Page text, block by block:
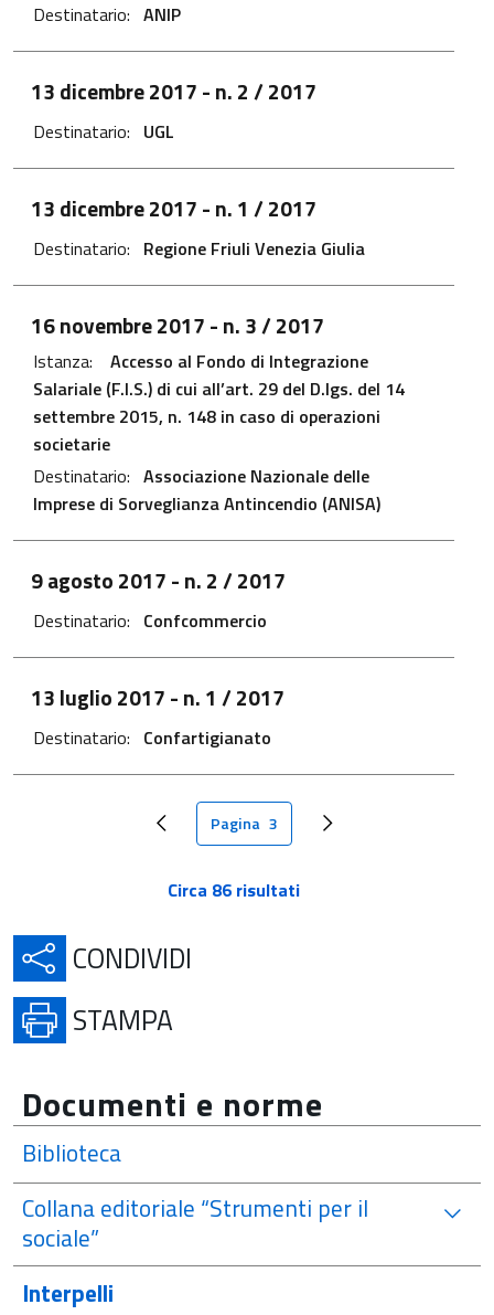
Destinatario: ANIP
13 dicembre 2017 - n. 2 / 2017
Destinatario: UGL
13 dicembre 2017 - n. 1 / 2017
Destinatario: Regione Friuli Venezia Giulia
16 novembre 2017 - n. 3 / 2017
Istanza:
Accesso al Fondo di Integrazione
Salariale (F.I.S.) di cui all’art. 29 del D.lgs. del 14
settembre 2015, n. 148 in caso di operazioni
societarie
Destinatario: Associazione Nazionale delle
Imprese di Sorveglianza Antincendio (ANISA)
9 agosto 2017 - n. 2 / 2017
Destinatario: Confcommercio
13 luglio 2017 - n. 1 / 2017
Destinatario: Confartigianato
Paginazione
Pagina precedentePagina attuale
Pagina 3 Next page
Circa 86 risultati
CONDIVIDI
STAMPA
Documenti e norme
Biblioteca
Collana editoriale “Strumenti per il
sociale”
Interpelli